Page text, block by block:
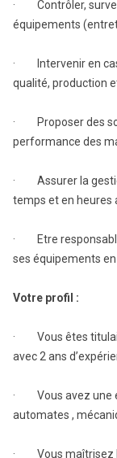
· Contrôler,
équipements
· Intervenir en cas
qualité, production
· Proposer des
performance des
· Assurer la
temps et en heures
· Etre
ses équipements
Votre profil :
· Vous êtes
avec 2 ans
· Vous avez une
automates ,
· Vous maîtrisez